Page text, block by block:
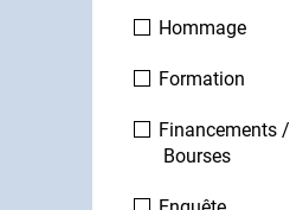
Hommage
Formation
Financements /
Bourses